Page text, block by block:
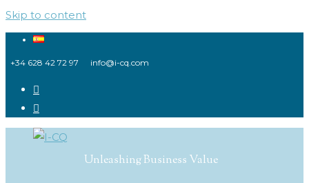
Skip to content
+34 628 42 72 97 info@i-cq.com
Unleashing Business Value